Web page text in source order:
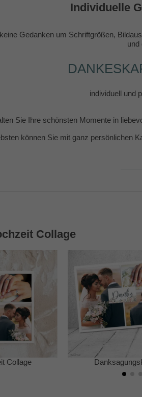
Individuelle
Gedanken um Schriftgrößen,
und
individuell und
Sie Ihre schönsten Momente in
können Sie mit ganz persönlichen
Collage
Hochzeit Collage